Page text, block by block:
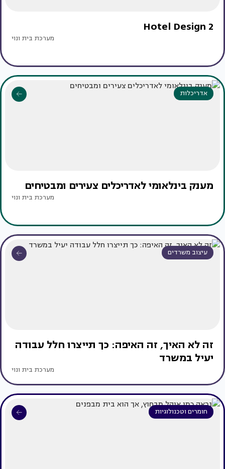
Hotel Design 2
מערכת בית ונוי
אדריכלות
מענק בינלאומי לאדריכלים צעירים ומבטיחים
מערכת בית ונוי
עיצוב משרדים
זה לא האיך, זה האיפה: כך תייצרו חלל עבודה
יעיל במשרד
מערכת בית ונוי
חומרים וטכנולוגיות